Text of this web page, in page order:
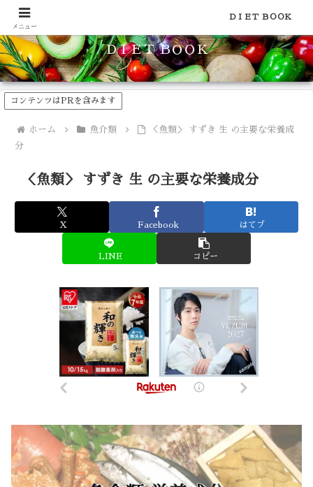
食品のカロリーや糖質などの栄養素がわかる！健康やダイエットに
ＤＩＥＴ ＢＯＯＫ
コンテンツはPRを含みます
ホーム 魚介類
＜魚類＞ すずき 生 の主要な栄養成
分
＜魚類＞ すずき 生 の主要な栄養成分
X Facebook はてブ
LINE コピー
メニュー
ＤＩＥＴ ＢＯＯＫ